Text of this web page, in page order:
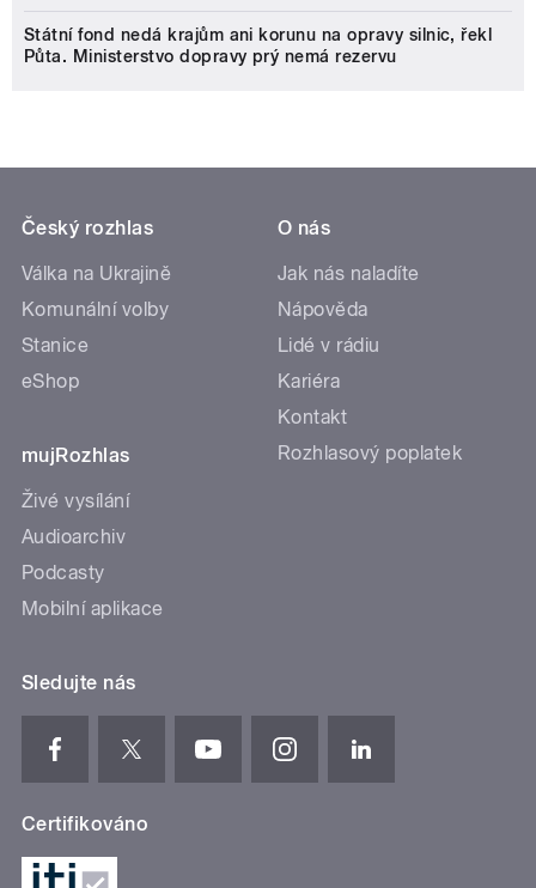
Státní fond nedá krajům ani korunu na opravy silnic, řekl
Půta. Ministerstvo dopravy prý nemá rezervu
Český rozhlas
Válka na Ukrajině
Komunální volby
Stanice
eShop
mujRozhlas
Živé vysílání
Audioarchiv
Podcasty
Mobilní aplikace
O nás
Jak nás naladíte
Nápověda
Lidé v rádiu
Kariéra
Kontakt
Rozhlasový poplatek
Sledujte nás
Certifikováno